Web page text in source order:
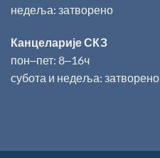
недеља: затворено
Канцеларије СКЗ
пон‒пет: 8‒16ч
субота и недеља: затворено